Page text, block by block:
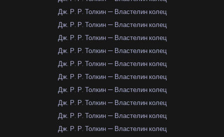
Дж. Р. Р. Толкин — Властелин колец
Дж. Р. Р. Толкин — Властелин колец
Дж. Р. Р. Толкин — Властелин колец
Дж. Р. Р. Толкин — Властелин колец
Дж. Р. Р. Толкин — Властелин колец
Дж. Р. Р. Толкин — Властелин колец
Дж. Р. Р. Толкин — Властелин колец
Дж. Р. Р. Толкин — Властелин колец
Дж. Р. Р. Толкин — Властелин колец
Дж. Р. Р. Толкин — Властелин колец